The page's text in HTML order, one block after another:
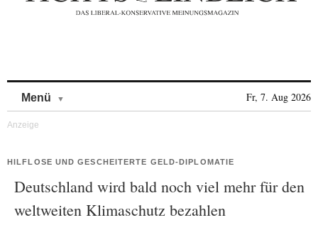
Menü Fr, 7. Aug 2026
HILFLOSE UND GESCHEITERTE GELD-DIPLOMATIE
Deutschland wird bald noch viel mehr für den
weltweiten Klimaschutz bezahlen